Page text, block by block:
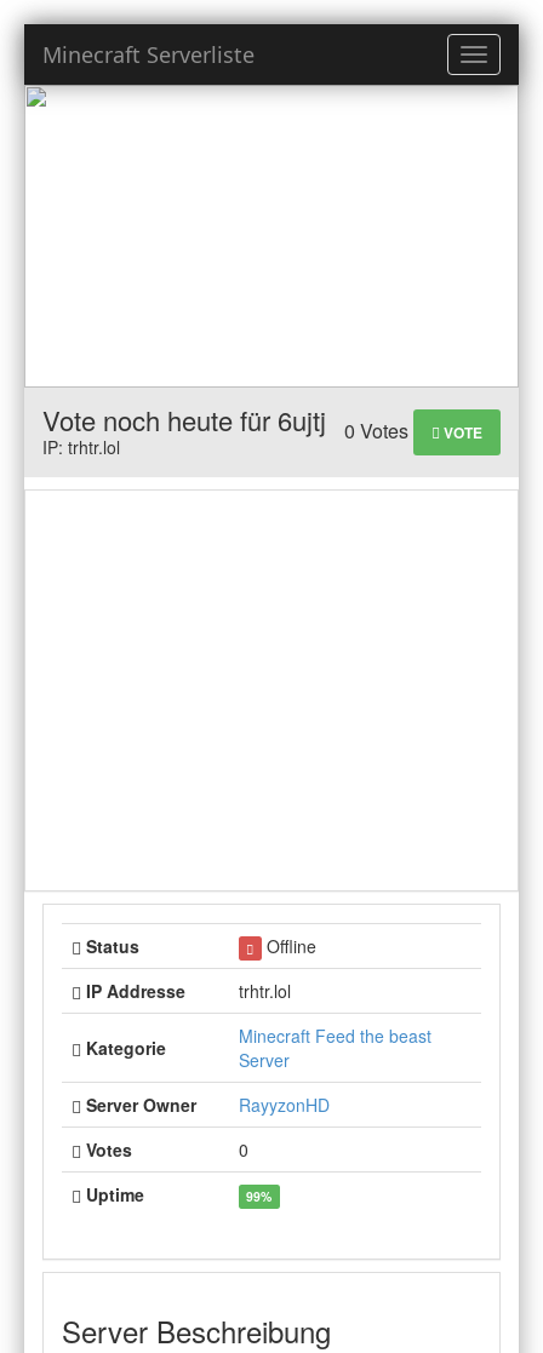
Toggle
Minecraft Serverliste
0 Votes VOTE
Vote noch heute für 6ujtj
IP: trhtr.lol
Status
Offline
IP Addresse
trhtr.lol
Kategorie
Minecraft Feed the beast
Server
Server Owner
RayyzonHD
Votes
0
Uptime
99%
Server Beschreibung